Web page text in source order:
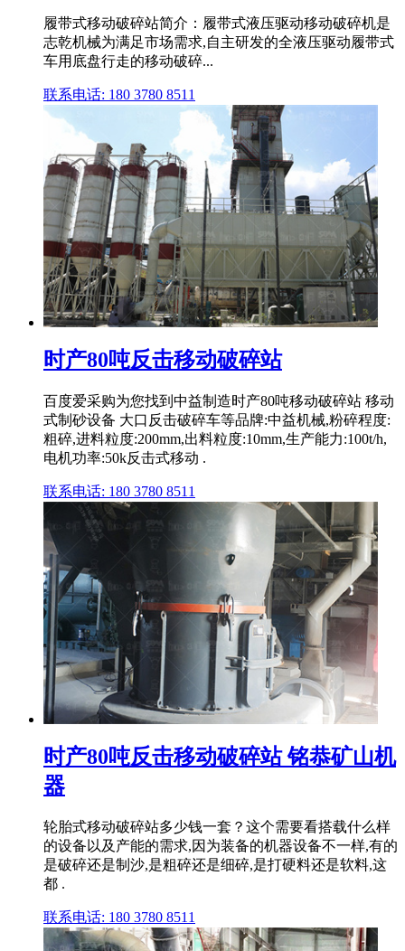
履带式移动破碎站简介：履带式液压驱动移动破碎机是
志乾机械为满足市场需求,自主研发的全液压驱动履带式
车用底盘行走的移动破碎...
联系电话: 180 3780 8511
时产80吨反击移动破碎站
百度爱采购为您找到中益制造时产80吨移动破碎站 移动
式制砂设备 大口反击破碎车等品牌:中益机械,粉碎程度:
粗碎,进料粒度:200mm,出料粒度:10mm,生产能力:100t/h,
电机功率:50k反击式移动 .
联系电话: 180 3780 8511
时产80吨反击移动破碎站 铭恭矿山机
器
轮胎式移动破碎站多少钱一套？这个需要看搭载什么样
的设备以及产能的需求,因为装备的机器设备不一样,有的
是破碎还是制沙,是粗碎还是细碎,是打硬料还是软料,这
都 .
联系电话: 180 3780 8511